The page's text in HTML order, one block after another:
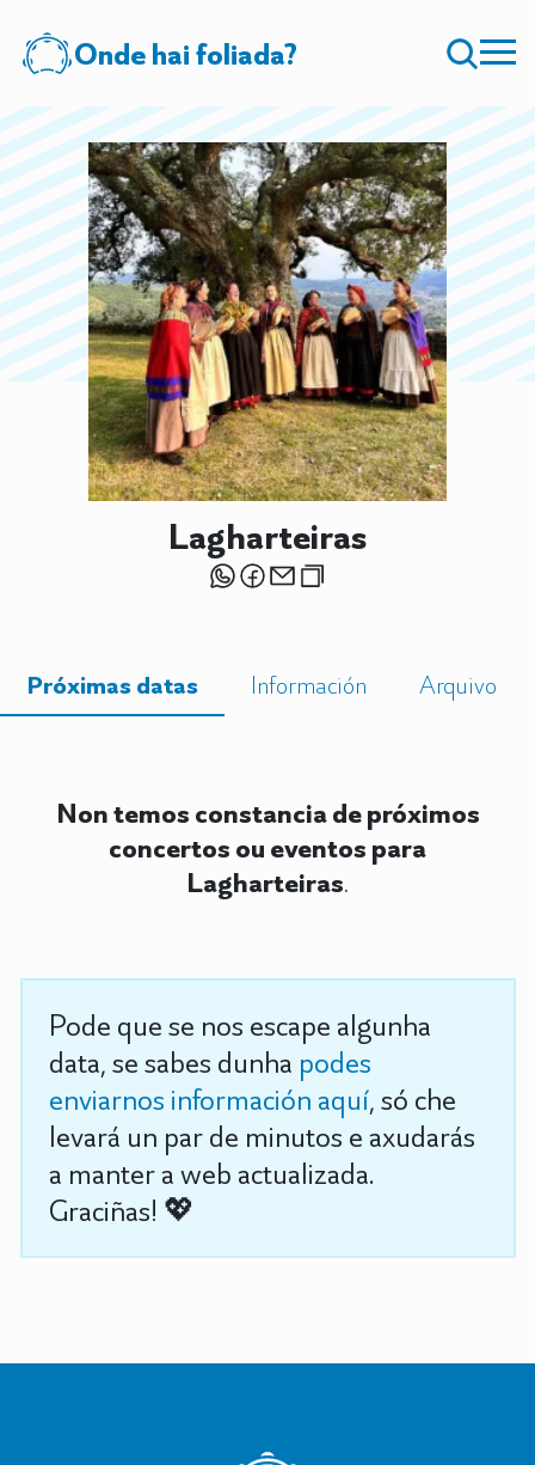
Onde hai foliada?
Lagharteiras
Próximas datas Información Arquivo
Non temos constancia de próximos
concertos ou eventos para
Lagharteiras.
Pode que se nos escape algunha
data, se sabes dunha podes
enviarnos información aquí, só che
levará un par de minutos e axudarás
a manter a web actualizada.
Graciñas! 💖